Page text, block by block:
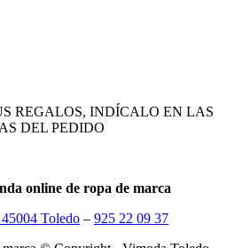
REGALOS, INDÍCALO EN LAS
DEL PEDIDO
online de ropa de marca
Toledo – 925 22 09 37